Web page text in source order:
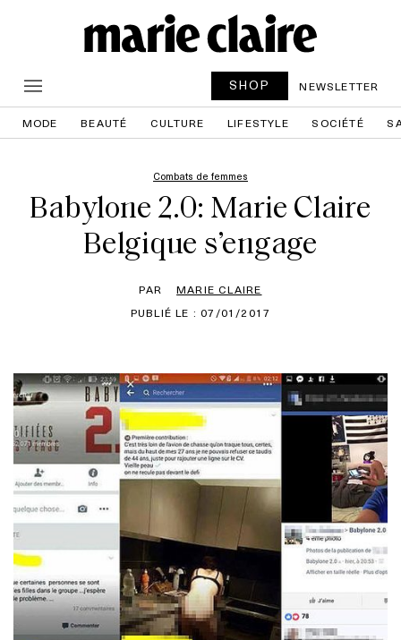
SHOP NEWSLETTER
MODE BEAUTÉ CULTURE LIFESTYLE SOCIÉTÉ
Combats de femmes
Babylone 2.0: Marie Claire
Belgique s’engage
PAR
MARIE CLAIRE
PUBLIÉ LE : 07/01/2017